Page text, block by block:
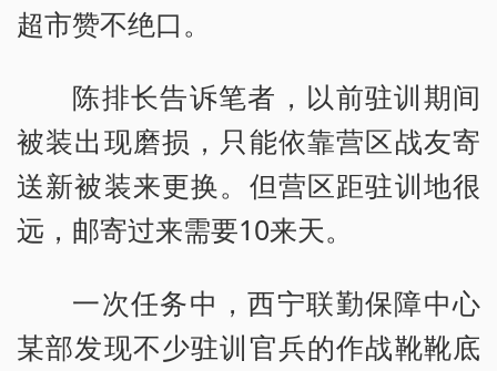
超市赞不绝口。
陈排长告诉笔者，以前驻训期间
被装出现磨损，只能依靠营区战友寄
送新被装来更换。但营区距驻训地很
远，邮寄过来需要10来天。
一次任务中，西宁联勤保障中心
某部发现不少驻训官兵的作战靴靴底